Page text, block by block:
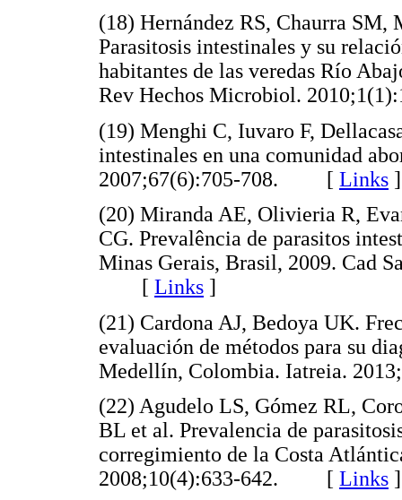
(18) Hernández RS, Chaurra
Parasitosis intestinales y su
habitantes de las veredas Río
Rev Hechos Microbiol.
(19) Menghi C, Iuvaro F,
intestinales en una comunidad
2007;67(6):705-708. [ Links ]
(20) Miranda AE, Olivieria R,
CG. Prevalência de parasitos
Minas Gerais, Brasil, 2009. Cad
[ Links ]
(21) Cardona AJ, Bedoya UK.
evaluación de métodos para su
Medellín, Colombia. Iatreia.
(22) Agudelo LS, Gómez RL,
BL et al. Prevalencia de
corregimiento de la Costa
2008;10(4):633-642. [ Links ]